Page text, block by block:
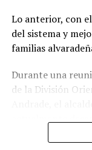
Lo anterior, con
del sistema y
familias
Durante una
de la División
comunidades,